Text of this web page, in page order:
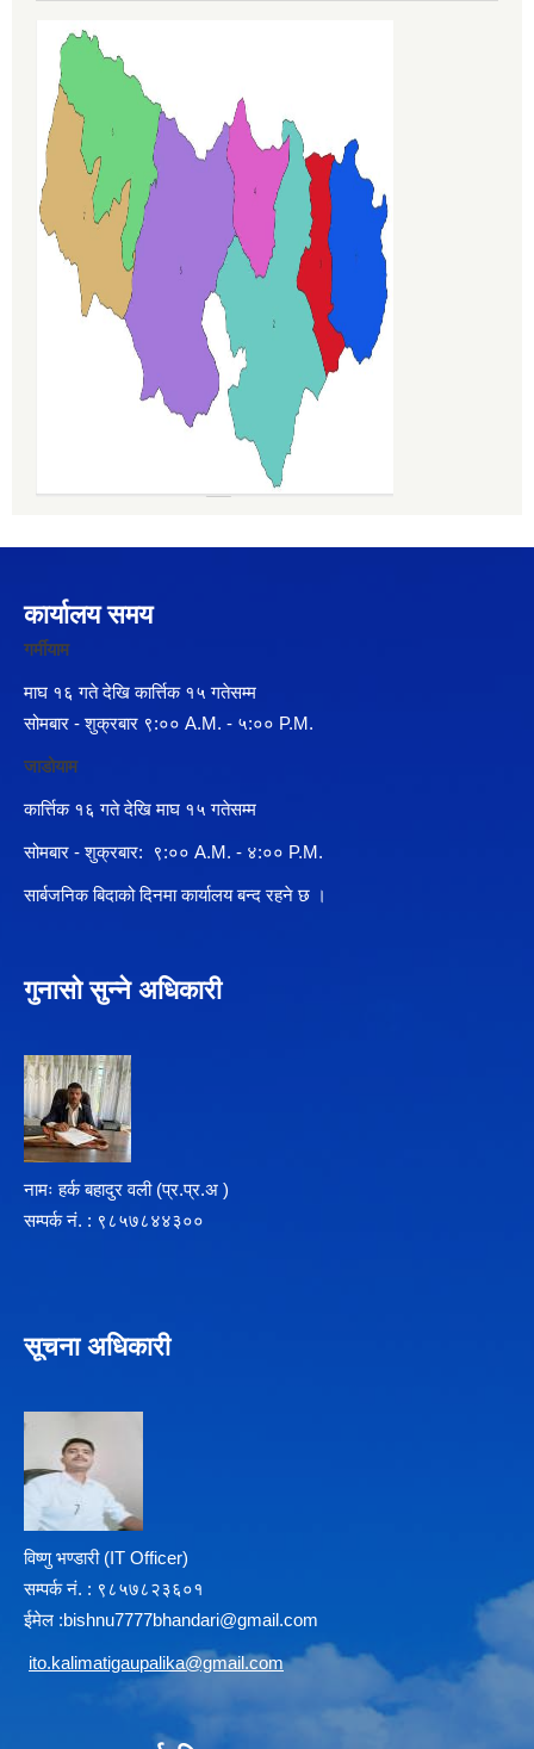
कार्यालय समय
गर्मीयाम
माघ १६ गते देखि कार्त्तिक १५ गतेसम्म
सोमबार - शुक्रबार ९:०० A.M. - ५:०० P.M.
जाडोयाम
कार्त्तिक १६ गते देखि माघ १५ गतेसम्म
सोमबार - शुक्रबार: ९:०० A.M. - ४:०० P.M.
सार्बजनिक बिदाको दिनमा कार्यालय बन्द रहने छ ।
गुनासो सुन्ने अधिकारी
नामः हर्क बहादुर वली (प्र‍.प्र.अ )
सम्पर्क न‌ं. : ९८५७८४४३००
सूचना अधिकारी
विष्णु भण्डारी (IT Officer)
सम्पर्क न‌ं. : ९८५७८२३६०१
ईमेल :bishnu7777bhandari@gmail.com
ito.kalimatigaupalika@gmail.com